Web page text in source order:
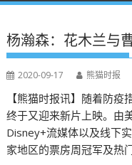
t
杨瀚森：花木兰与
2020-09-17 熊猫时报
【熊猫时报讯】随着防
终于又迎来新片上映。由
Disney+流媒体以及线下
家地区的票房周冠军及热